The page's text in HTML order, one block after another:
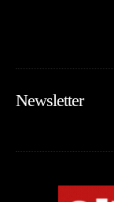
Newsletter